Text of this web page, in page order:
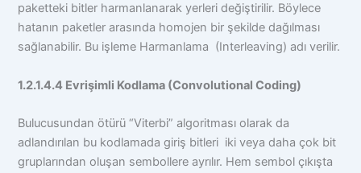
paketteki bitler harmanlanarak yerleri değiştirilir. Böylece
hatanın paketler arasında homojen bir şekilde dağılması
sağlanabilir. Bu işleme Harmanlama (Interleaving) adı verilir.
1.2.1.4.4 Evrişimli Kodlama (Convolutional Coding)
Bulucusundan ötürü “Viterbi” algoritması olarak da
adlandırılan bu kodlamada giriş bitleri iki veya daha çok bit
gruplarından oluşan sembollere ayrılır. Hem sembol çıkışta